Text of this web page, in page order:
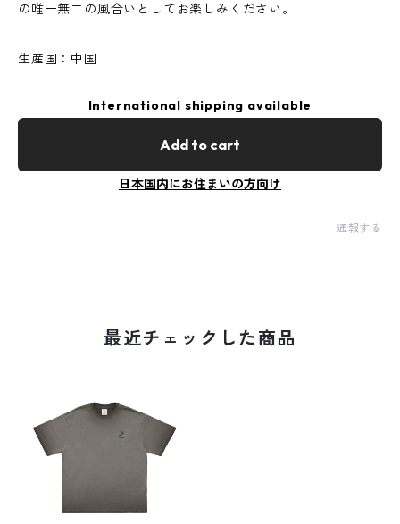
の唯一無二の風合いとしてお楽しみください。
生産国：中国
International shipping available
Add to cart
日本国内にお住まいの方向け
通報する
最近チェックした商品